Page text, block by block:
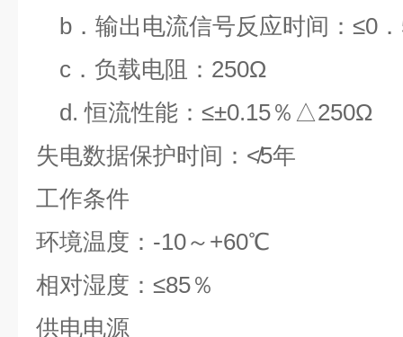
b．输出电流信号反应时间：≤0
c．负载电阻：250Ω
d. 恒流性能：≤±0.15％ △250Ω
失电数据保护时间： ≮5年
工作条件
环境温度：-10～+60℃
相对湿度：≤85％
供电电源